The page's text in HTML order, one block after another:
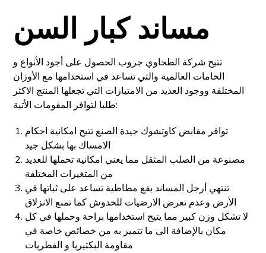
مساند كبار السن
تتيح شركة الطحاوي جروب الحصول على أجود الأنواع و
الخامات العالمية والتي تساعد في استخدامها مع الأوزان
المختلفة ووجود العديد من الامتيازات التي تجعلها المنتج الاكثر
طلبا لتوافر المقومات الأتية:
توافر مقابض كاوتشوك جيدة الصنع تتيح امكانية احكام
الامساك بها بشكل جيد
مصنوعة من الصلب المثقل مما يعني امكانية تحملها للعديد
من المتغيرات المختلفة
تنتهي أرجل المساند بقع مطاطية تساعد على ثباتها في
الأرض وعدم تعرض الارضيات للخدوش كما تمنع الانزلاق
لا تشكل وزن كبير مما يتيح استخدامها براحة وحملها في كل
مكان بالإضافة الى ما تتميز به من خصائص خاصة في
مقاومة البكتيريا و الفطريات